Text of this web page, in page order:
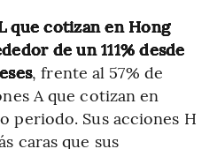
que cotizan en Hong
de un 111% desde
, frente al 57% de
A que cotizan en
periodo. Sus acciones H
caras que sus